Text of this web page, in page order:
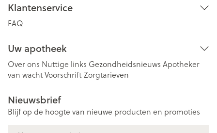
Klantenservice
FAQ
Uw apotheek
Over ons Nuttige links Gezondheidsnieuws Apotheker
van wachtVoorschriftZorgtarieven
Nieuwsbrief
Blijf op de hoogte van nieuwe producten en promoties